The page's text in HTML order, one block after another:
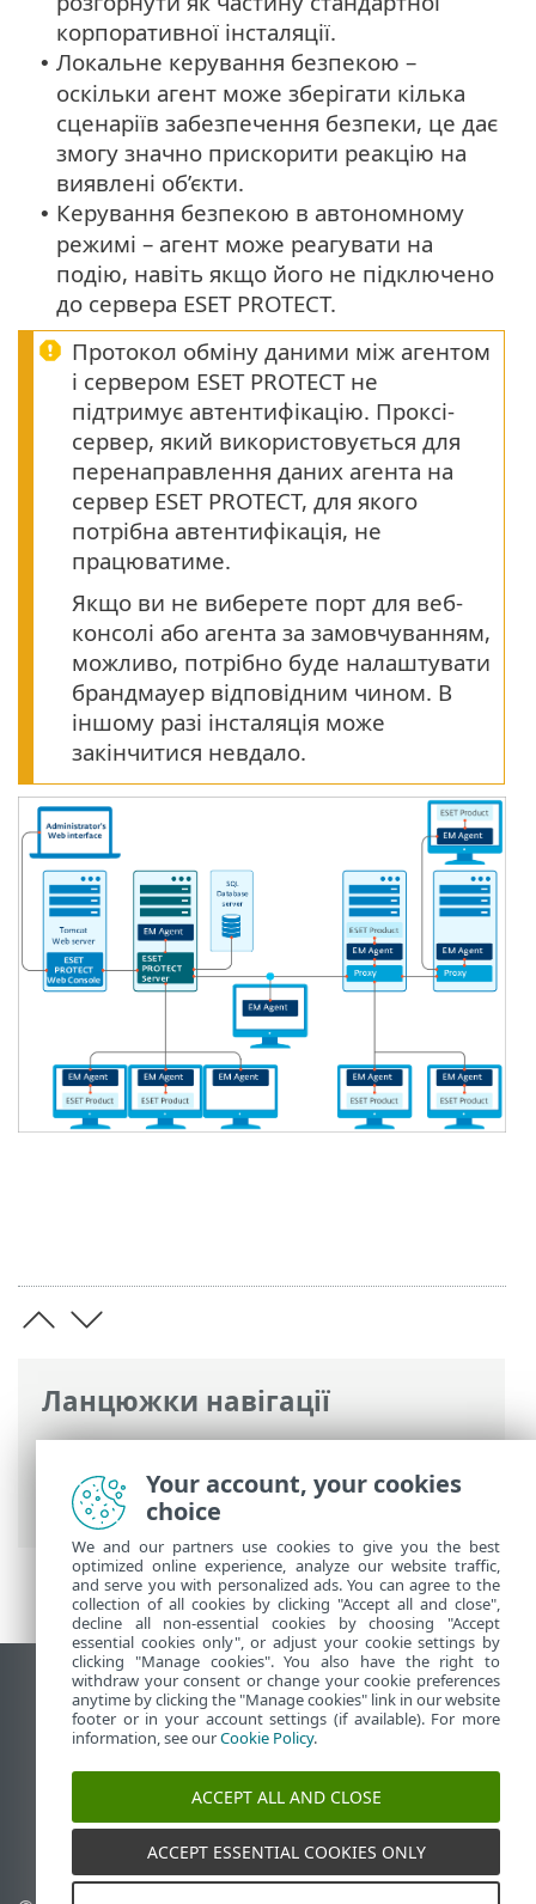
Ланцюжки навігації
Інтерактивна довідка ESET>ESET
PROTECT On-Prem>Вступ>Архітектура
> Агент
корпоративної інсталяції.
• Локальне керування безпекою –
оскільки агент може зберігати кілька
сценаріїв забезпечення безпеки, це дає
змогу значно прискорити реакцію на
виявлені об’єкти.
• Керування безпекою в автономному
режимі – агент може реагувати на
подію, навіть якщо його не підключено
до сервера ESET PROTECT.
Протокол обміну даними між агентом
і сервером ESET PROTECT не
підтримує автентифікацію. Проксі-
сервер, який використовується для
перенаправлення даних агента на
сервер ESET PROTECT, для якого
потрібна автентифікація, не
працюватиме.
Якщо ви не виберете порт для веб-
консолі або агента за замовчуванням,
можливо, потрібно буде налаштувати
брандмауер відповідним чином. В
іншому разі інсталяція може
закінчитися невдало.
Переглянути повну версію
End of Life
База знань ESET
Форум ESET
ESET Status Portal
Регіональна підтримка
Your account, your cookies
choice
We and our partners use cookies to give you the best
optimized online experience, analyze our website traffic,
and serve you with personalized ads. You can agree to the
collection of all cookies by clicking "Accept all and close",
decline all non-essential cookies by choosing "Accept
essential cookies only", or adjust your cookie settings by
clicking "Manage cookies". You also have the right to
withdraw your consent or change your cookie preferences
anytime by clicking the "Manage cookies" link in our website
footer or in your account settings (if available). For more
information, see ourCookie Policy.
ACCEPT ALL AND CLOSE
ACCEPT ESSENTIAL COOKIES ONLY